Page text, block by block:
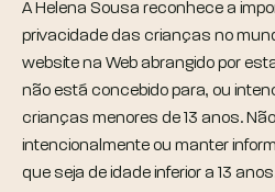
A Helena Sousa reconhece a
privacidade das crianças no
website na Web abrangido por
não está concebido para, ou
crianças menores de 13 anos.
intencionalmente ou manter
que seja de idade inferior a 13